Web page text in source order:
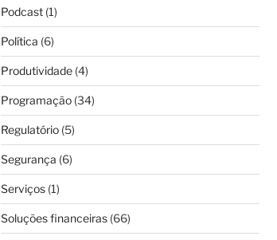
Podcast(1)
Política (6)
Produtividade(4)
Programação(34)
Regulatório(5)
Segurança (6)
Serviços(1)
Soluções financeiras(66)